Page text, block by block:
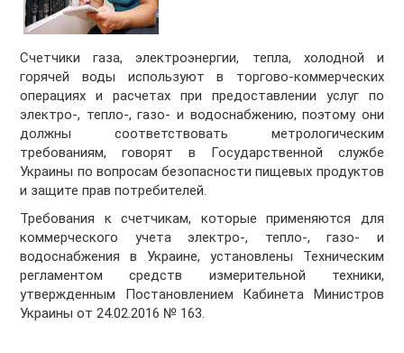
Счетчики газа, электроэнергии, тепла, холодной и
горячей воды используют в торгово-коммерческих
операциях и расчетах при предоставлении услуг по
электро-, тепло-, газо- и водоснабжению, поэтому они
должны соответствовать метрологическим
требованиям, говорят в Государственной службе
Украины по вопросам безопасности пищевых продуктов
и защите прав потребителей.
Требования к счетчикам, которые применяются для
коммерческого учета электро-, тепло-, газо- и
водоснабжения в Украине, установлены Техническим
регламентом средств измерительной техники,
утвержденным Постановлением Кабинета Министров
Украины от 24.02.2016 № 163.